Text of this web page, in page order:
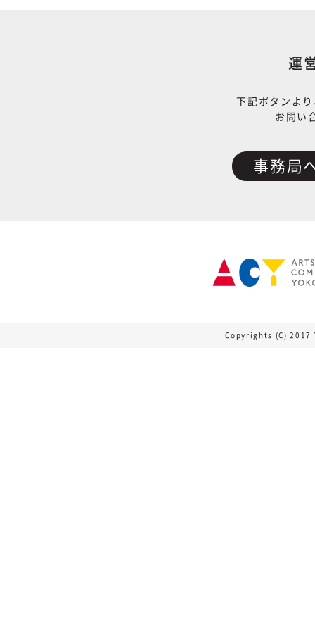
運
下記ボタンよ
お問い
事務局
Copyrights (C)